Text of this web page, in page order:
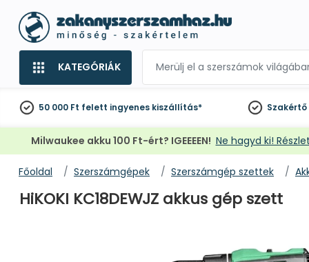
KATEGÓRIÁK
50 000 Ft felett ingyenes kiszállítás* Szakértő
Milwaukee akku 100 Ft-ért? IGEEEEN! Ne hagyd ki!
Főoldal Szerszámgépek Szerszámgép szettek
HiKOKI KC18DEWJZ akkus gép szett